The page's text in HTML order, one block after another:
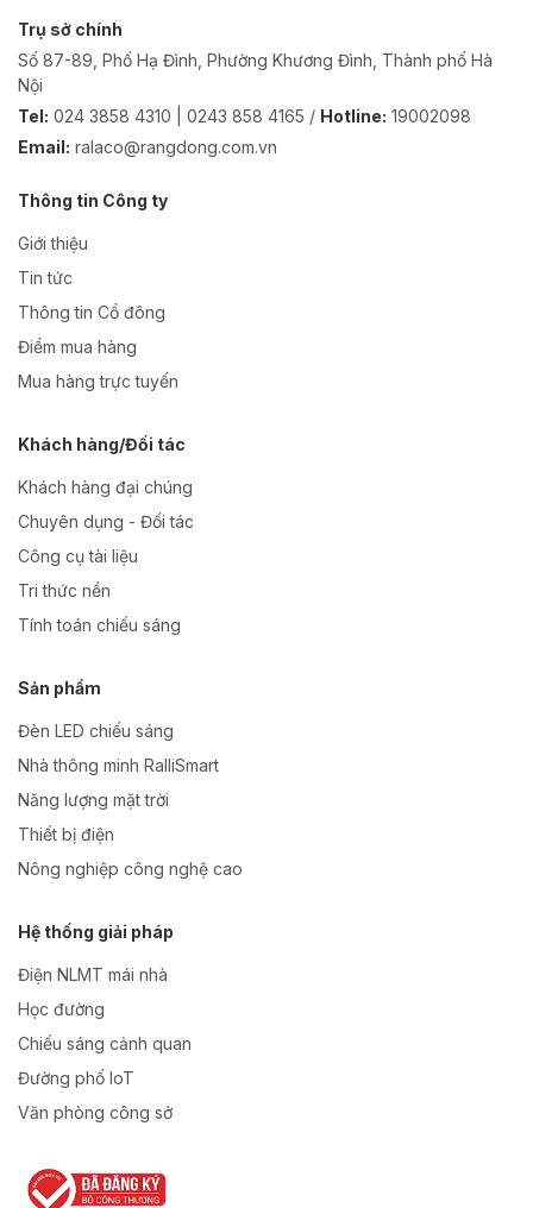
Trụ sở chính
Số 87-89, Phố Hạ Đình, Phường Khương Đình, Thành phố Hà
Nội
Tel: 024 3858 4310 | 0243 858 4165 / Hotline: 19002098
Email: ralaco@rangdong.com.vn
Thông tin Công ty
Giới thiệu
Tin tức
Thông tin Cổ đông
Điểm mua hàng
Mua hàng trực tuyến
Khách hàng/Đối tác
Khách hàng đại chúng
Chuyên dụng - Đối tác
Công cụ tài liệu
Tri thức nền
Tính toán chiếu sáng
Sản phẩm
Đèn LED chiếu sáng
Nhà thông minh RalliSmart
Năng lượng mặt trời
Thiết bị điện
Nông nghiệp công nghệ cao
Hệ thống giải pháp
Điện NLMT mái nhà
Học đường
Chiếu sáng cảnh quan
Đường phố IoT
Văn phòng công sở